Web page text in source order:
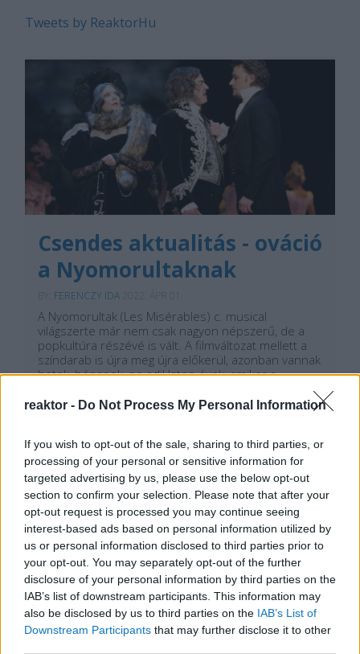
reaktor - Do Not Process My Personal Information
If you wish to opt-out of the sale, sharing to third parties, or
processing of your personal or sensitive information for
targeted advertising by us, please use the below opt-out
section to confirm your selection. Please note that after your
opt-out request is processed you may continue seeing
interest-based ads based on personal information utilized by
us or personal information disclosed to third parties prior to
your opt-out. You may separately opt-out of the further
disclosure of your personal information by third parties on the
IAB’s list of downstream participants. This information may
also be disclosed by us to third parties on the IAB’s List of
Downstream Participants that may further disclose it to other
Tweets by ReaktorHu
Csendes aktualitás - ováció
a Nyomorultaknak
FERENCZY IDA
A Nyomorultak (Les Misérables) c. musical
világszerte már nem csak nagyon népszerű, de a
popkultúra részévé is vált. A filmváltozat mellett a
színdarab is újra meg újra előkerül, azonban vannak
hetek, hónapok, ne adj' Isten évek, amikor a
énekelnek, mint…
Tetszik 0